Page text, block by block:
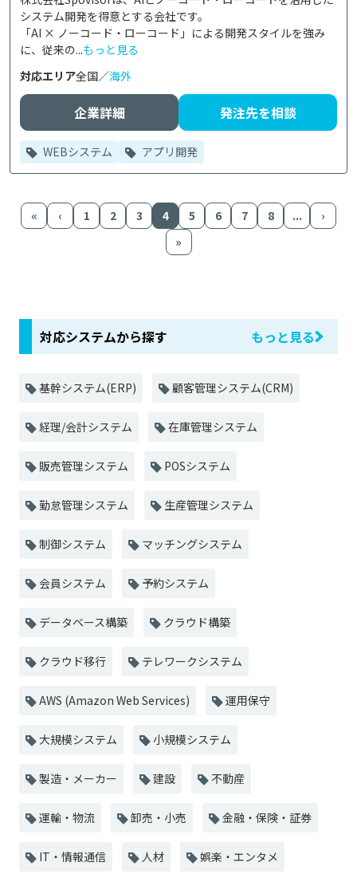
システム開発を得意とする会社です。
「AI × ノーコード・ローコード」による開発スタイルを強み
に、従来の...もっと見る
対応エリア全国／海外
企業詳細 発注先を相談
WEBシステム アプリ開発
« ‹ 1 2 3 4 5 6 7 8 ...
›
»
対応システムから探す もっと見る
基幹システム(ERP) 顧客管理システム(CRM)
経理/会計システム 在庫管理システム
販売管理システム POSシステム
勤怠管理システム 生産管理システム
制御システム マッチングシステム
会員システム 予約システム
データベース構築 クラウド構築
クラウド移行 テレワークシステム
AWS (Amazon Web Services) 運用保守
大規模システム 小規模システム
製造・メーカー 建設 不動産
運輸・物流 卸売・小売 金融・保険・証券
IT・情報通信 人材 娯楽・エンタメ